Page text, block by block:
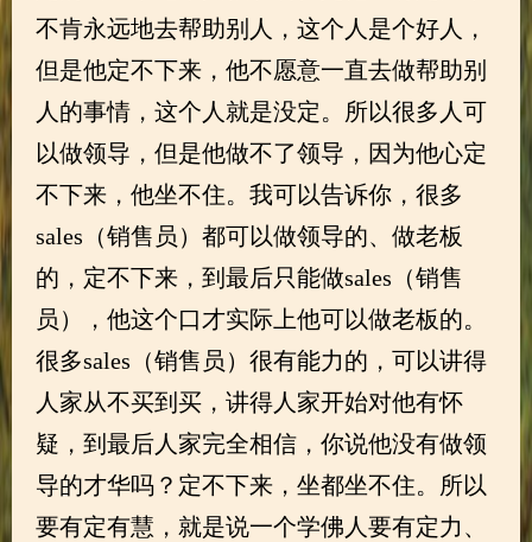
不肯永远地去帮助别人，这个人是个好人，
但是他定不下来，他不愿意一直去做帮助别
人的事情，这个人就是没定。所以很多人可
以做领导，但是他做不了领导，因为他心定
不下来，他坐不住。我可以告诉你，很多
sales（销售员）都可以做领导的、做老板
的，定不下来，到最后只能做sales（销售
员），他这个口才实际上他可以做老板的。
很多sales（销售员）很有能力的，可以讲得
人家从不买到买，讲得人家开始对他有怀
疑，到最后人家完全相信，你说他没有做领
导的才华吗？定不下来，坐都坐不住。所以
要有定有慧，就是说一个学佛人要有定力、